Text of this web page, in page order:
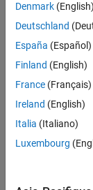
When you use
the tolerance
Examples
expand all
Define
Denmark (English)
Deutschland
España (Español)
Finland (English)
France (Français)
Ireland (English)
Italia (Italiano)
Luxembourg